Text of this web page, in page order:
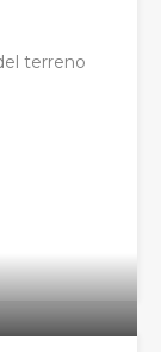
terreno